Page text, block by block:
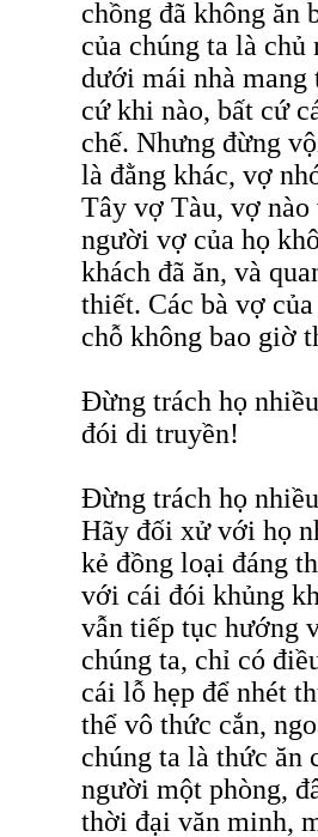
chồng đã không ăn
của chúng ta là
dưới mái nhà mang
cứ khi nào, bất cứ
chế. Nhưng đừng
là đằng khác, vợ
Tây vợ Tàu, vợ
người vợ của họ
khách đã ăn, và
thiết. Các bà vợ
chỗ không bao giờ
Đừng trách họ
đói di truyền!
Đừng trách họ
Hãy đối xử với họ
kẻ đồng loại đáng
với cái đói khủng
vẫn tiếp tục hướng
chúng ta, chỉ có
cái lỗ hẹp để nhét
thể vô thức cắn,
chúng ta là thức ăn
người một phòng,
thời đại văn minh,